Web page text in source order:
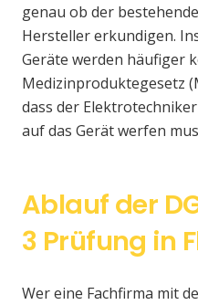
genau ob der
Hersteller erkundigen.
Geräte werden häufiger
Medizinproduktegesetz
dass der
auf das Gerät werfen
Ablauf der
3 Prüfung in
Wer eine Fachfirma mit